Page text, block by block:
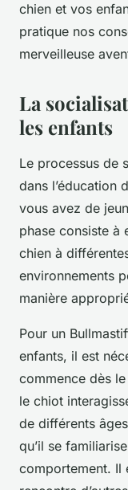
chien et vos
pratique nos
merveilleuse
La
les enfants
Le processus de
dans l’éducation
vous avez de
phase consiste à
chien à
environnements
manière
Pour un
enfants, il est
commence dès
le chiot
de différents
qu’il se
comportement. Il